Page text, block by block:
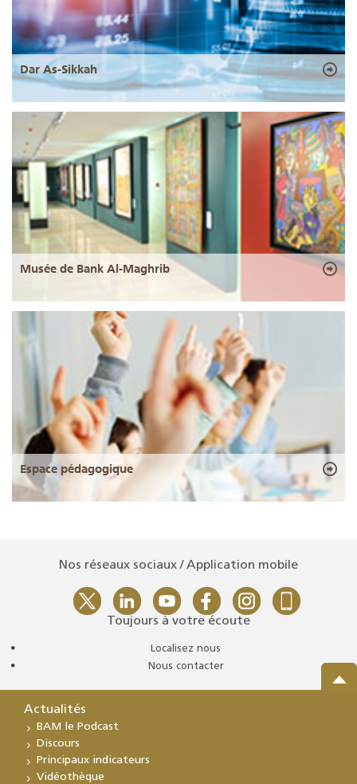
Dar As-Sikkah
Musée de Bank Al-Maghrib
Espace pédagogique
Nos réseaux sociaux / Application mobile
Toujours à votre écoute
Localisez nous
Nous contacter
Actualités
BAM le Podcast
Discours
Principaux indicateurs
Vidéothèque